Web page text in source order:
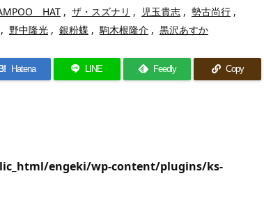
HAT , ザ・スズナリ , 児玉貴志 , 勢古尚行 ,
, 野中隆光 , 銀粉蝶 , 駒木根隆介 , 黒沢あすか
B! Hatena LINE Feedly Copy
engeki/wp-content/plugins/ks-